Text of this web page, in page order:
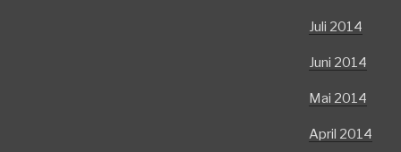
Juli 2014
Juni 2014
Mai 2014
April 2014